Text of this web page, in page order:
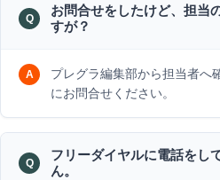
お問合せをしたけど、担当
すが？
プレグラ編集部から担当者へ
にお問合せください。
フリーダイヤルに電話をし
ん。